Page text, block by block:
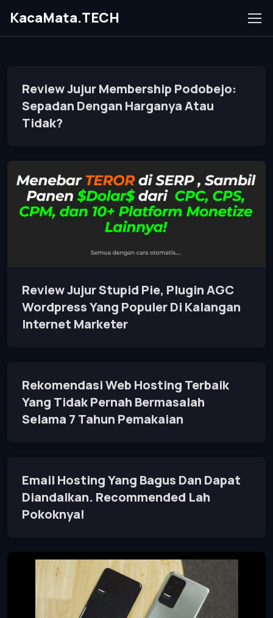
KacaMata.TECH
Review Jujur Membership Podobejo:
Sepadan Dengan Harganya Atau
Tidak?
Review Jujur Stupid Pie, Plugin AGC
Wordpress Yang Populer Di Kalangan
Internet Marketer
Rekomendasi Web Hosting Terbaik
Yang Tidak Pernah Bermasalah
Selama 7 Tahun Pemakaian
Email Hosting Yang Bagus Dan Dapat
Diandalkan. Recommended Lah
Pokoknya!